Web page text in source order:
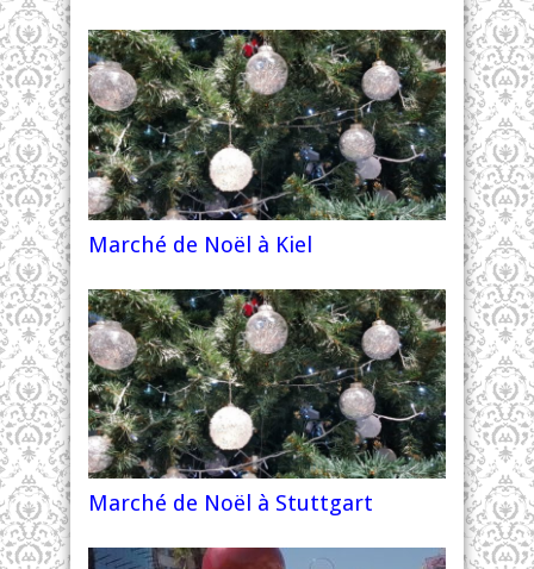
Marché de Noël à Kiel
Marché de Noël à Stuttgart